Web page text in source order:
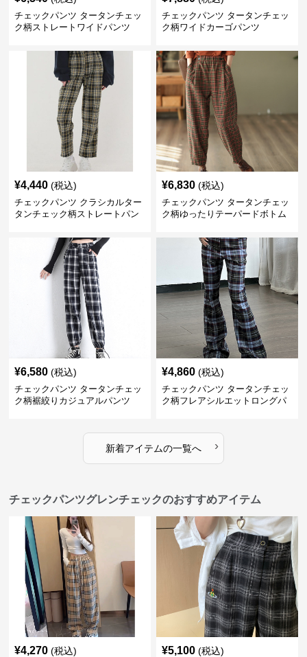
チェックパンツ タータンチェッ
ク柄ストレートワイドパンツ
チェックパンツ タータンチェッ
ク柄ワイドカーゴパンツ
¥4,440 (税込)
チェックパンツ クラシカルター
タンチェック柄ストレートパン
¥6,830 (税込)
チェックパンツ タータンチェッ
ク柄ゆったりテーパードボトム
¥6,580 (税込)
チェックパンツ タータンチェッ
ク柄裾絞りカジュアルパンツ
¥4,860 (税込)
チェックパンツ タータンチェッ
ク柄フレアシルエットロングパ
新着アイテムの一覧へ ›
チェックパンツグレンチェックのおすすめアイテム
¥4,270 (税込) ¥5,100 (税込)